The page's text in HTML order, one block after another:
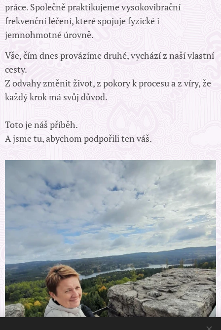
práce. Společně praktikujeme vysokovibrační
frekvenční léčení, které spojuje fyzické i
jemnohmotné úrovně.
Vše, čím dnes provázíme druhé, vychází z naší vlastní
cesty.
Z odvahy změnit život, z pokory k procesu a z víry, že
každý krok má svůj důvod.
Toto je náš příběh.
A jsme tu, abychom podpořili ten váš.